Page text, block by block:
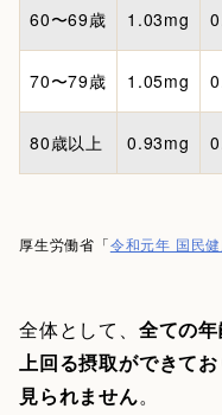
60〜69歳 1.03mg
70〜79歳 1.05mg
80歳以上 0.93mg
厚生労働省「令和元年 国民
全体として、 全ての
上回る摂取ができて
見られません。